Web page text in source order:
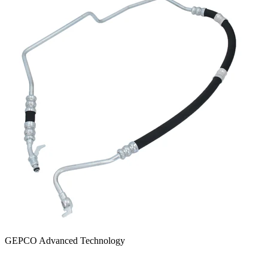
GEPCO Advanced Technology